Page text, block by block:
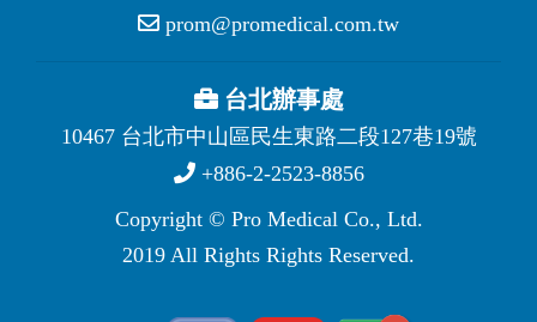
prom@promedical.com.tw
台北辦事處
10467 台北市中山區民生東路二段127巷19號
+886-2-2523-8856
Copyright © Pro Medical Co., Ltd.
2019 All Rights Rights Reserved.